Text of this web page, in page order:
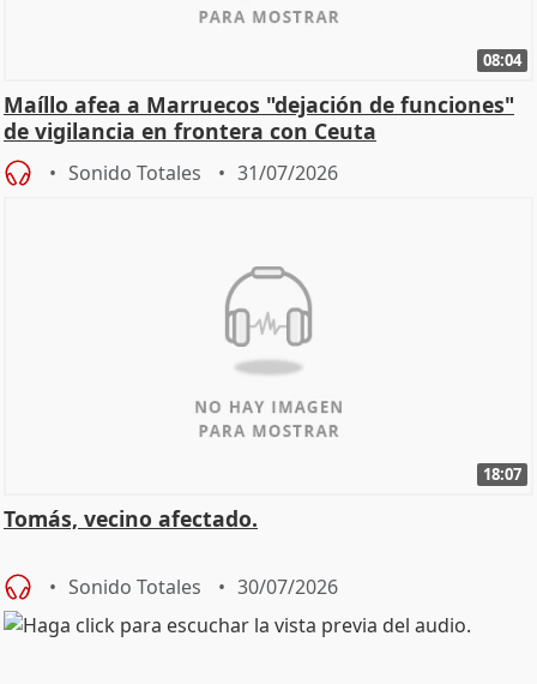
08:04
Maíllo afea a Marruecos "dejación de funciones"
de vigilancia en frontera con Ceuta
Sonido Totales 31/07/2026
18:07
Tomás, vecino afectado.
Sonido Totales 30/07/2026